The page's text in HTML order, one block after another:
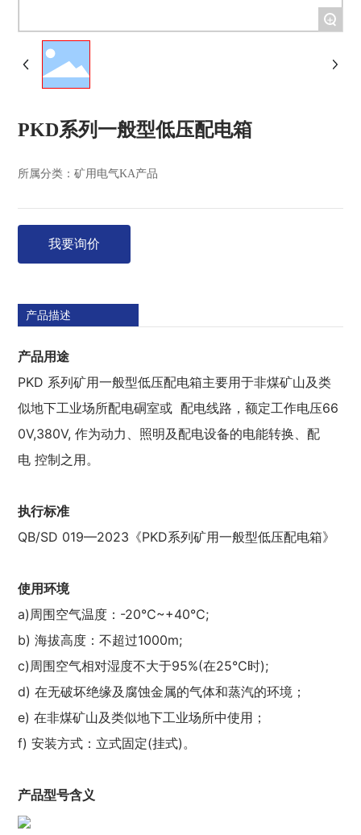
+
PKD系列一般型低压配电箱
所属分类：矿用电气KA产品
我要询价
产品描述
产品用途
PKD 系列矿用一般型低压配电箱主要用于非煤矿山及类
似地下工业场所配电硐室或 配电线路，额定工作电压66
0V,380V, 作为动力、照明及配电设备的电能转换、配
电 控制之用。
执行标准
QB/SD 019—2023《PKD系列矿用一般型低压配电箱》
使用环境
a)周围空气温度：-20℃~+40℃;
b) 海拔高度：不超过1000m;
c)周围空气相对湿度不大于95%(在25℃时);
d) 在无破坏绝缘及腐蚀金属的气体和蒸汽的环境；
e) 在非煤矿山及类似地下工业场所中使用；
f) 安装方式：立式固定(挂式)。
产品型号含义